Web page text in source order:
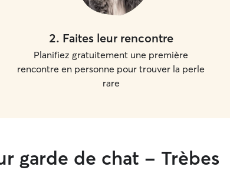
2. Faites leur rencontre
Planifiez gratuitement une première
rencontre en personne pour trouver la perle
rare
garde de chat - Trèbes